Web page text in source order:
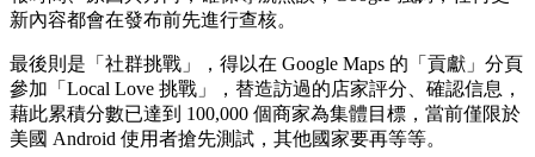
新內容都會在發布前先進行查核。
最後則是「社群挑戰」，得以在 Google Maps 的「貢獻」分頁
參加「Local Love 挑戰」，替造訪過的店家評分、確認信息，
藉此累積分數已達到 100,000 個商家為集體目標，當前僅限於
美國 Android 使用者搶先測試，其他國家要再等等。